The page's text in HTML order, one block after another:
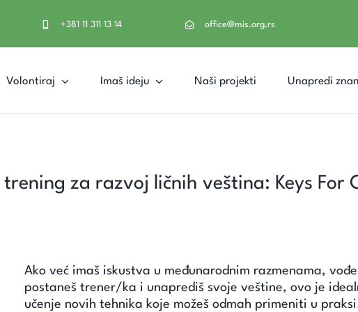
+381 11 311 13 14 office@mis.org.rs
Volontiraj Imaš ideju Naši projekti Unapredi
za razvoj ličnih veština: Keys For
Ako već imaš iskustva u međunarodnim razmenama,
postaneš trener/ka i unaprediš svoje veštine, ovo je
učenje novih tehnika koje možeš odmah primeniti u